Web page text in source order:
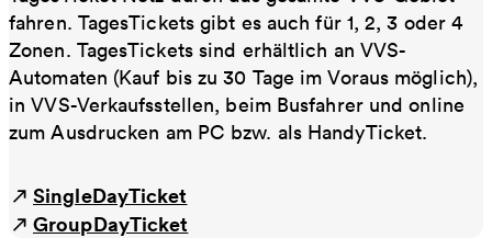
fahren. TagesTickets gibt es auch für 1, 2, 3 oder 4
Zonen. TagesTickets sind erhältlich an VVS-
Automaten (Kauf bis zu 30 Tage im Voraus möglich),
in VVS-Verkaufsstellen, beim Busfahrer und online
zum Ausdrucken am PC bzw. als HandyTicket.
SingleDayTicket
GroupDayTicket